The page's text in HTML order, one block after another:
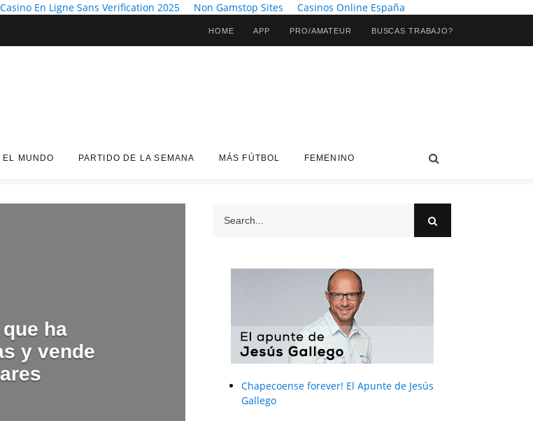
Casino En Ligne Sans Verification 2025 Non Gamstop Sites Casinos Online España
HOME APP PRO/AMATEUR BUSCAS TRABAJO?
EL MUNDO PARTIDO DE LA SEMANA MÁS FÚTBOL FEMENINO
ha
y vende
Chapecoense forever! El Apunte de Jesús
Gallego